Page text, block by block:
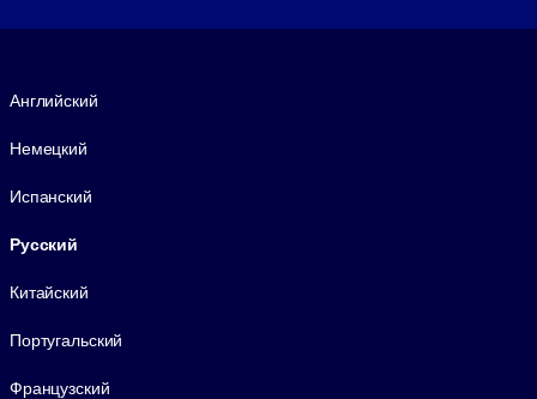
Английский
Немецкий
Испанский
Русский
Китайский
Португальский
Французский